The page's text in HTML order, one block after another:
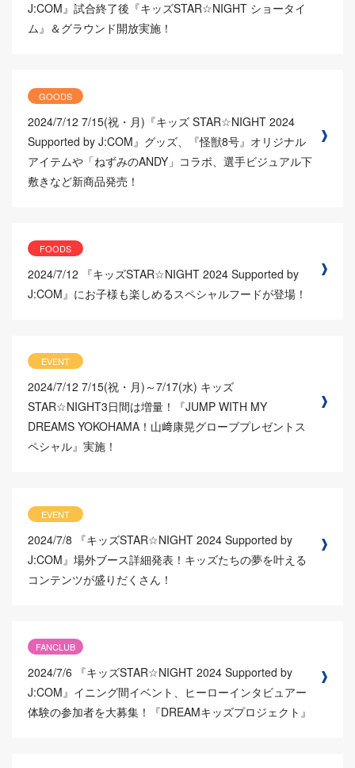
J:COM』試合終了後『キッズSTAR☆NIGHT ショータイ
ム』＆グラウンド開放実施！
GOODS
2024/7/12 7/15(祝・月)『キッズ STAR☆NIGHT 2024
Supported by J:COM』グッズ、『怪獣8号』オリジナル
アイテムや「ねずみのANDY」コラボ、選手ビジュアル下
敷きなど新商品発売！
FOODS
2024/7/12
『キッズSTAR☆NIGHT 2024 Supported by
J:COM』にお子様も楽しめるスペシャルフードが登場！
EVENT
2024/7/12 7/15(祝・月)～7/17(水) キッズ
STAR☆NIGHT3日間は増量！『JUMP WITH MY
DREAMS YOKOHAMA！山﨑康晃グローブプレゼントス
ペシャル』実施！
EVENT
2024/7/8
『キッズSTAR☆NIGHT 2024 Supported by
J:COM』場外ブース詳細発表！キッズたちの夢を叶える
コンテンツが盛りだくさん！
FANCLUB
2024/7/6
『キッズSTAR☆NIGHT 2024 Supported by
J:COM』イニング間イベント、ヒーローインタビュアー
体験の参加者を大募集！『DREAMキッズプロジェクト』